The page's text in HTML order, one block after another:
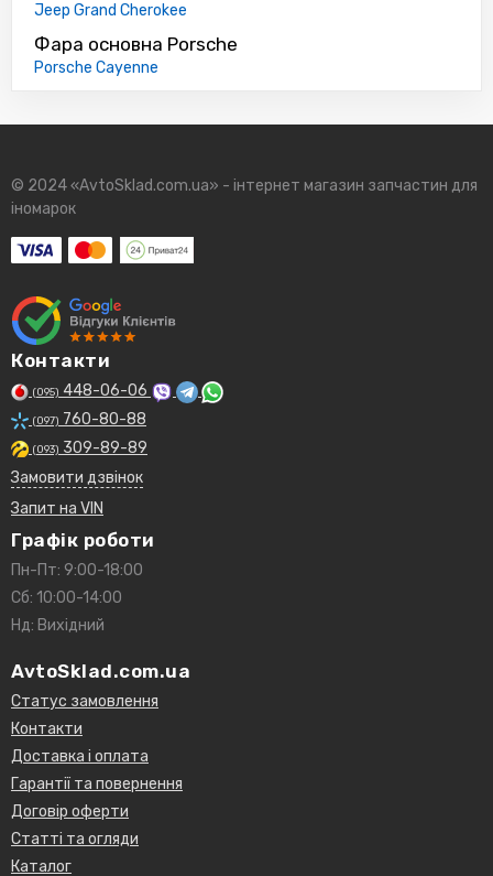
Jeep Grand Cherokee
Фара основна Porsche
Porsche Cayenne
© 2024 «AvtoSklad.com.ua» - інтернет магазин запчастин для
іномарок
Контакти
(095) 448-06-06
(097) 760-80-88
(093) 309-89-89
Замовити дзвінок
Запит на VIN
Графік роботи
Пн-Пт: 9:00-18:00
Сб: 10:00-14:00
Нд: Вихідний
AvtoSklad.com.ua
Статус замовлення
Контакти
Доставка і оплата
Гарантії та повернення
Договір оферти
Статті та огляди
Каталог